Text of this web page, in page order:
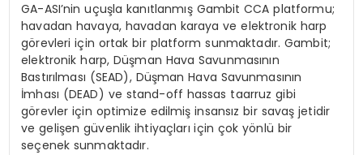
GA-ASI’nin uçuşla kanıtlanmış Gambit CCA platformu;
havadan havaya, havadan karaya ve elektronik harp
görevleri için ortak bir platform sunmaktadır. Gambit;
elektronik harp, Düşman Hava Savunmasının
Bastırılması (SEAD), Düşman Hava Savunmasının
İmhası (DEAD) ve stand-off hassas taarruz gibi
görevler için optimize edilmiş insansız bir savaş jetidir
ve gelişen güvenlik ihtiyaçları için çok yönlü bir
seçenek sunmaktadır.